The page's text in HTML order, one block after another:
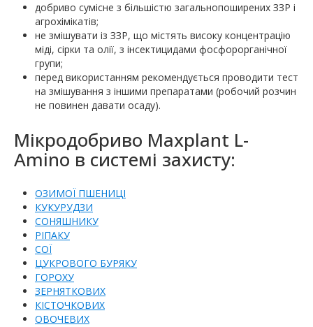
добриво сумісне з більшістю загальнопоширених ЗЗР і
агрохімікатів;
не змішувати із ЗЗР, що містять високу концентрацію
міді, сірки та олії, з інсектицидами фосфорорганічної
групи;
перед використанням рекомендується проводити тест
на змішування з іншими препаратами (робочий розчин
не повинен давати осаду).
Мікродобриво Maxplant L-
Amino в системі захисту:
ОЗИМОЇ ПШЕНИЦІ
КУКУРУДЗИ
СОНЯШНИКУ
РІПАКУ
СОЇ
ЦУКРОВОГО БУРЯКУ
ГОРОХУ
ЗЕРНЯТКОВИХ
КІСТОЧКОВИХ
ОВОЧЕВИХ